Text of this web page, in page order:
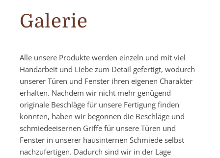
Galerie
Alle unsere Produkte werden einzeln und mit viel
Handarbeit und Liebe zum Detail gefertigt, wodurch
unserer Türen und Fenster ihren eigenen Charakter
erhalten. Nachdem wir nicht mehr genügend
originale Beschläge für unsere Fertigung finden
konnten, haben wir begonnen die Beschläge und
schmiedeeisernen Griffe für unsere Türen und
Fenster in unserer hausinternen Schmiede selbst
nachzufertigen. Dadurch sind wir in der Lage